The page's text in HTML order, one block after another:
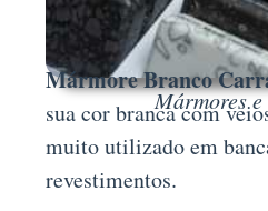
Mármores
Mármore Branco
sua cor branca com
muito utilizado em
revestimentos.